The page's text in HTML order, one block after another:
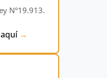
N°19.913.